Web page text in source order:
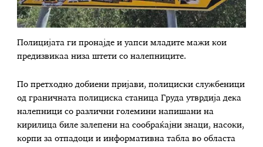
Полицијата ги пронајде и уапси младите мажи кои
предизвикаа низа штети со налепниците.
По претходно добиени пријави, полициски службеници
од граничната полициска станица Груда утврдија дека
налепници со различни големини напишани на
кирилица биле залепени на сообраќајни знаци, насоки,
корпи за отпадоци и информативна табла во областа